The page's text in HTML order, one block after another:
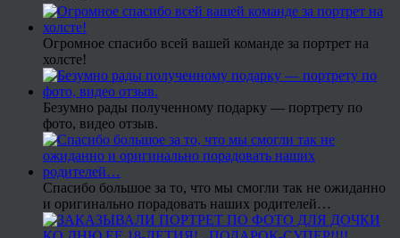
Огромное спасибо всей вашей команде за портрет на
холсте!
Безумно рады полученному подарку — портрету по
фото, видео отзыв.
Спасибо большое за то, что мы смогли так не ожиданно
и оригинально порадовать наших родителей…